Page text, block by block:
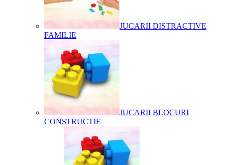
JUCARII DISTRACTIVE
FAMILIE
JUCARII BLOCURI
CONSTRUCTIE